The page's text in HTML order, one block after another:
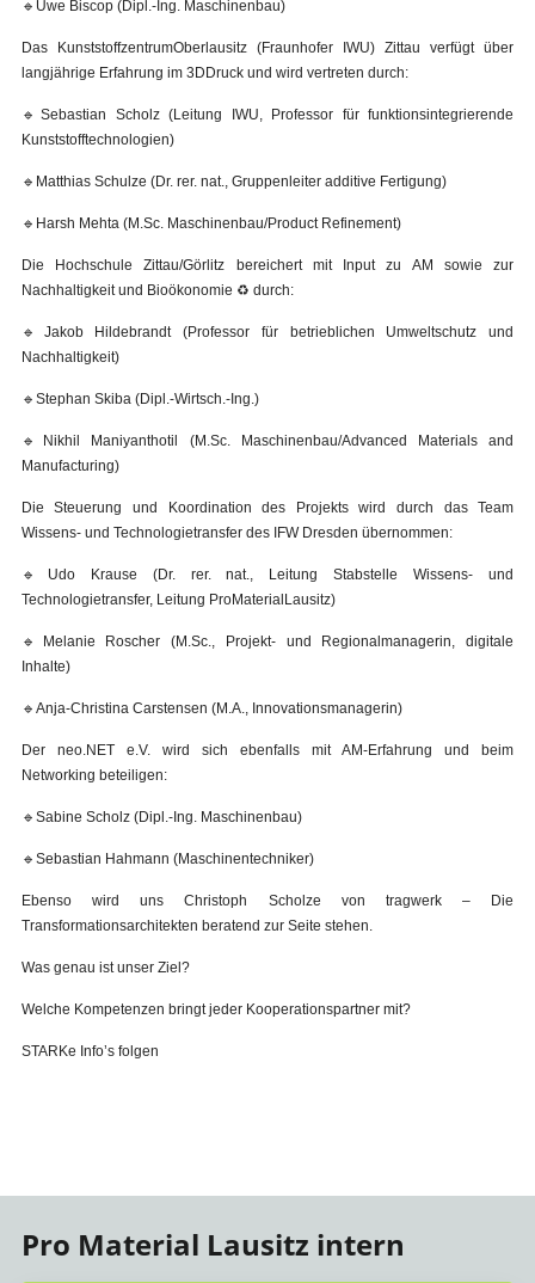
🔹Uwe Biscop (Dipl.-Ing. Maschinenbau)
Das KunststoffzentrumOberlausitz (Fraunhofer IWU) Zittau verfügt über
langjährige Erfahrung im 3DDruck und wird vertreten durch:
🔹Sebastian Scholz (Leitung IWU, Professor für funktionsintegrierende
Kunststofftechnologien)
🔹Matthias Schulze (Dr. rer. nat., Gruppenleiter additive Fertigung)
🔹Harsh Mehta (M.Sc. Maschinenbau/Product Refinement)
Die Hochschule Zittau/Görlitz bereichert mit Input zu AM sowie zur
Nachhaltigkeit und Bioökonomie ♻️ durch:
🔹Jakob Hildebrandt (Professor für betrieblichen Umweltschutz und
Nachhaltigkeit)
🔹Stephan Skiba (Dipl.-Wirtsch.-Ing.)
🔹Nikhil Maniyanthotil (M.Sc. Maschinenbau/Advanced Materials and
Manufacturing)
Die Steuerung und Koordination des Projekts wird durch das Team
Wissens- und Technologietransfer des IFW Dresden übernommen:
🔹Udo Krause (Dr. rer. nat., Leitung Stabstelle Wissens- und
Technologietransfer, Leitung ProMaterialLausitz)
🔹Melanie Roscher (M.Sc., Projekt- und Regionalmanagerin, digitale
Inhalte)
🔹Anja-Christina Carstensen (M.A., Innovationsmanagerin)
Der neo.NET e.V. wird sich ebenfalls mit AM-Erfahrung und beim
Networking beteiligen:
🔹Sabine Scholz (Dipl.-Ing. Maschinenbau)
🔹Sebastian Hahmann (Maschinentechniker)
Ebenso wird uns Christoph Scholze von tragwerk – Die
Transformationsarchitekten beratend zur Seite stehen.
Was genau ist unser Ziel?
Welche Kompetenzen bringt jeder Kooperationspartner mit?
STARKe Info’s folgen
Pro Material Lausitz intern